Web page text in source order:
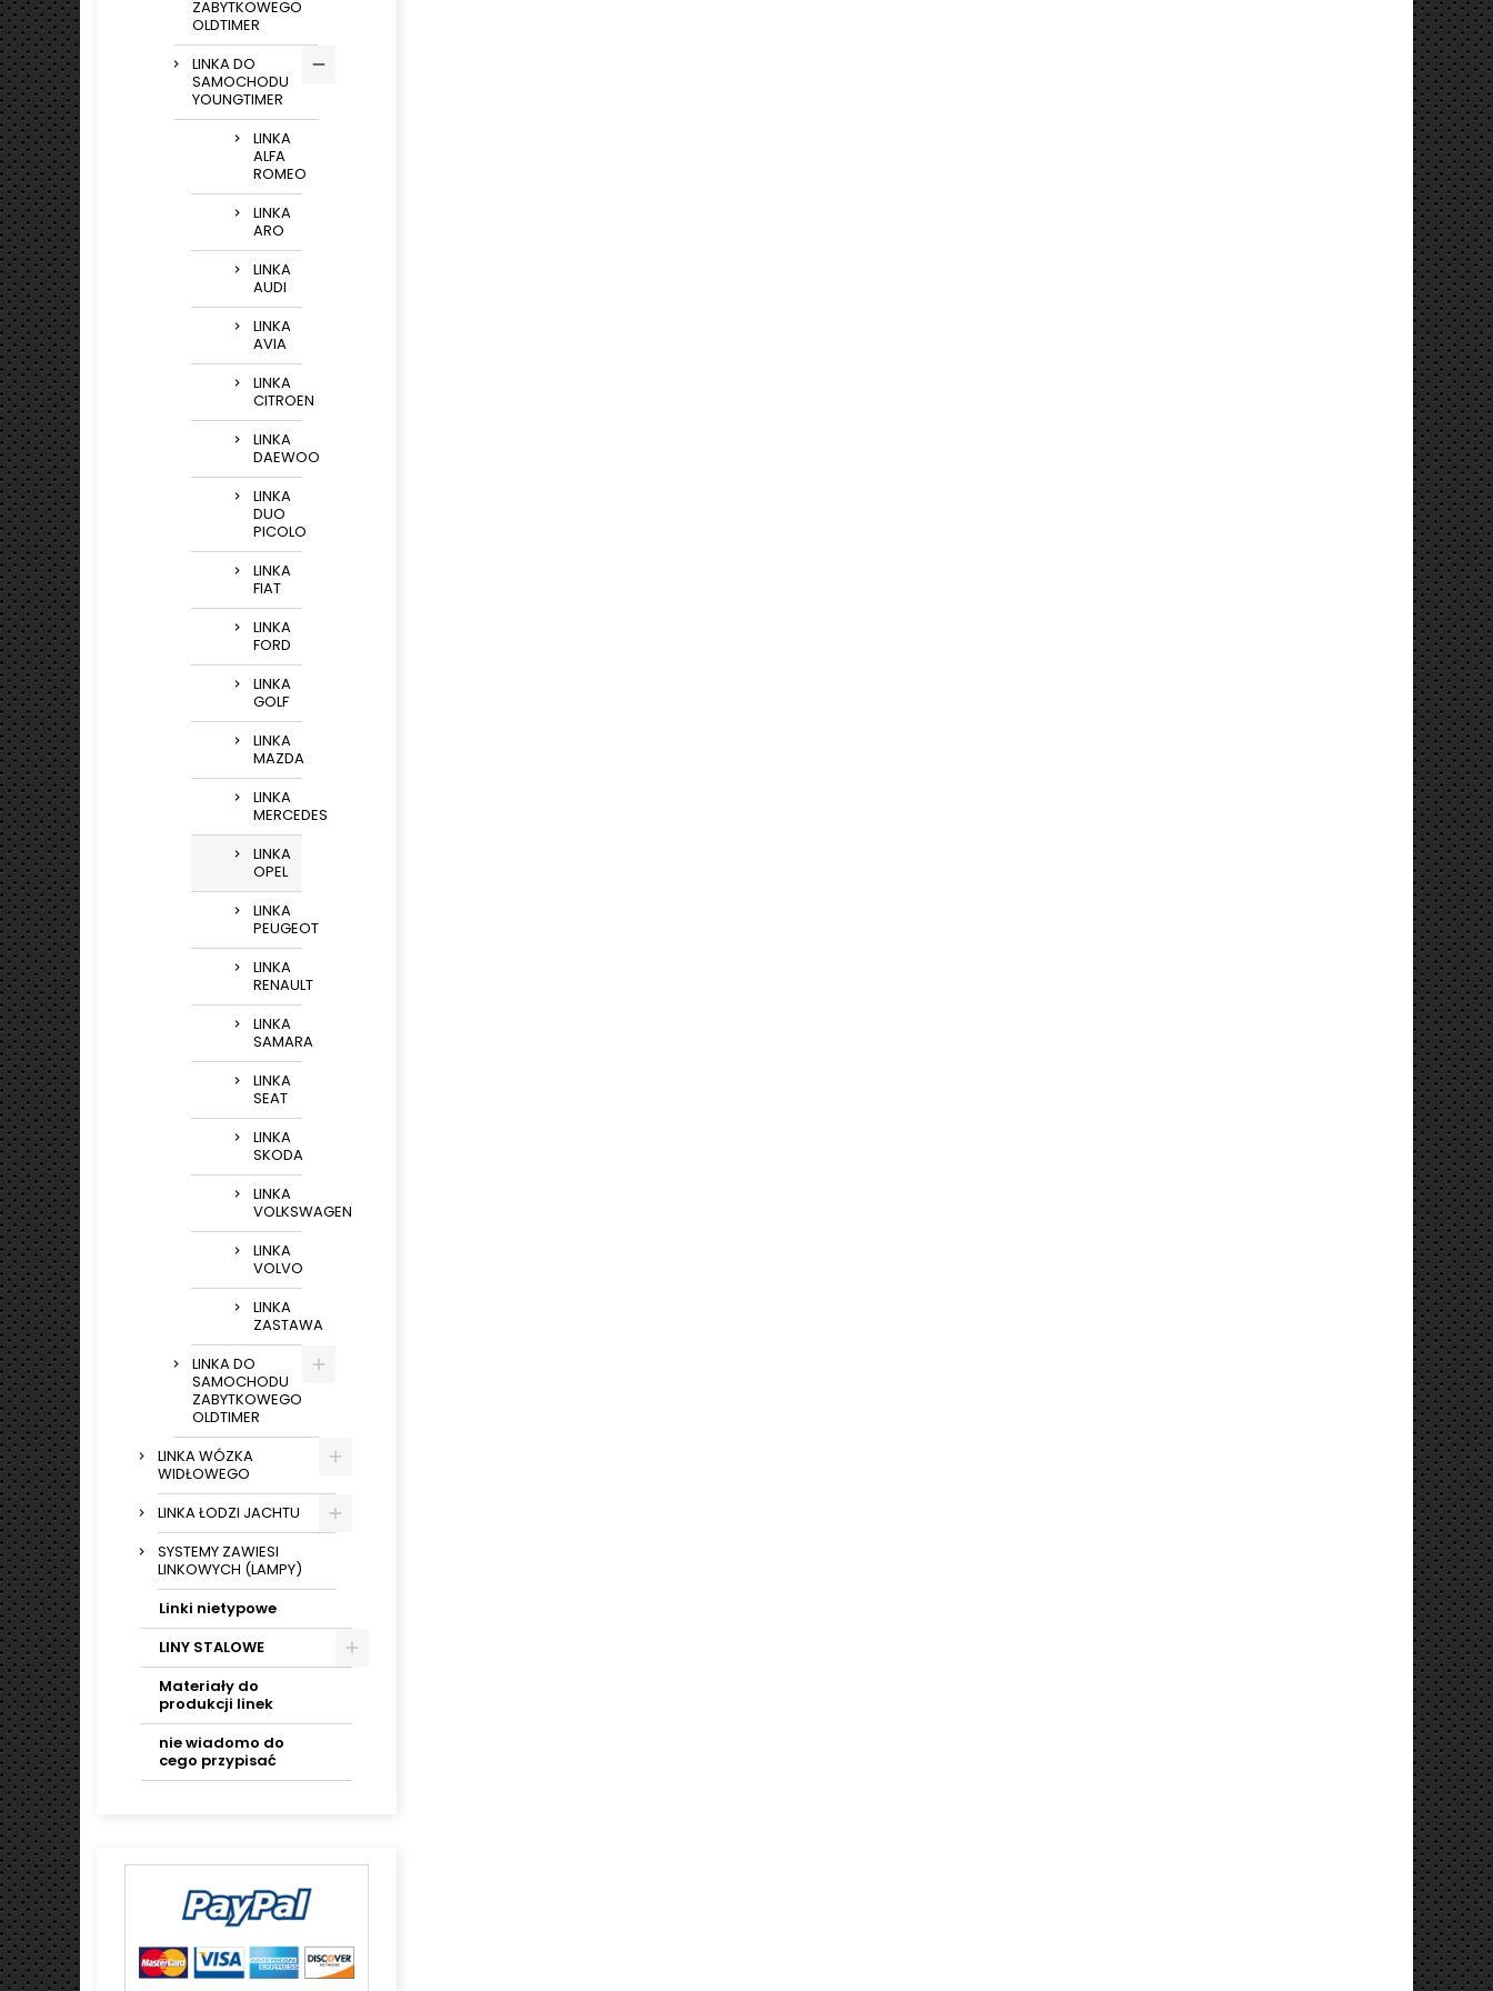
ZABYTKOWEGO
OLDTIMER
LINKA DO
SAMOCHODU
YOUNGTIMER
LINKA
ALFA
ROMEO
LINKA
ARO
LINKA
AUDI
LINKA
AVIA
LINKA
CITROEN
LINKA
DAEWOO
LINKA
DUO
PICOLO
LINKA
FIAT
LINKA
FORD
LINKA
GOLF
LINKA
MAZDA
LINKA
MERCEDES
LINKA
OPEL
LINKA
PEUGEOT
LINKA
RENAULT
LINKA
SAMARA
LINKA
SEAT
LINKA
SKODA
LINKA
VOLKSWAGEN
LINKA
VOLVO
LINKA
ZASTAWA
LINKA DO
SAMOCHODU
ZABYTKOWEGO
OLDTIMER
LINKA WÓZKA
WIDŁOWEGO
LINKA ŁODZI JACHTU
SYSTEMY ZAWIESI
LINKOWYCH (LAMPY)
Linki nietypowe
LINY STALOWE
Materiały do
produkcji linek
nie wiadomo do
cego przypisać